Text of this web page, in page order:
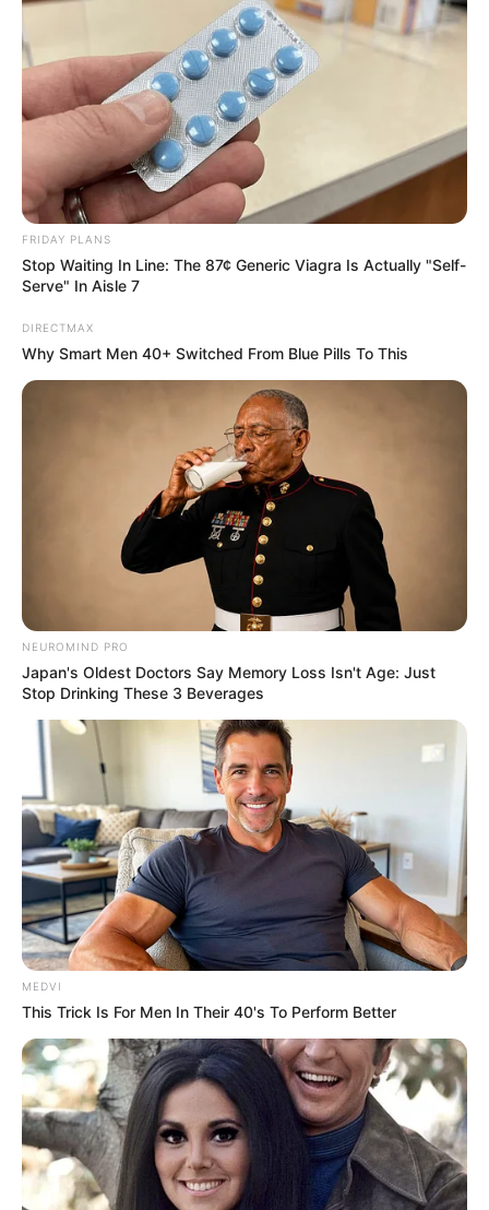
คาถาอัญเชิญพระเครื่อง
พุทธัง อาราธนานัง รักษา ธัมมัง อารธนานัง รักษา สังฆัง
อาราธนานัง รักษา
(ใช้สวดภาวนากับพระเครื่องก่อนออกจากบ้าน พระจะ
คุ้มครองเป็นสิริมงคลกับตัวเอง)
10. คาถาอุปถัมภ์
อิติปาระมิตาติงสา อิติสัพพัญมาคะตา อิติโพธิ มนุปปัตโต
นะเมตตา โมกรุณา พุทปรานี ธายินดี ยะเอ็นดู ยะหันตวา
ธามัวเมา พุทพาเอา นะโมพุทธายะ
(ใช้ท่องก่อนออกจากบ้าน จะทำให้เจ้านายสงสาร ช่วยเหลือ
11. คาถารักแท้
โอมนะโมพุทธายะ พุทธัง สะระติ ธัมมัง สะระติ สังฆัง สะ
ระติ
จิตตังสะมาเรมะมะเอทิ เอหิชัยยะ เอหิสัพเพชะนา พะหูชะ
นา เอหิ
(ให้บริกรรมคาถานี้กับลูกอมแล้วอมขณะที่คุยกับคนที่เรารัก
จะทำให้เขาคนนั้นเกิดความรักจริงจังขึ้นมา)
FRIDAY PLANS
Stop Waiting In Line: The 87¢ Generic Viagra Is Actually "Self-
Serve" In Aisle 7
DIRECTMAX
Why Smart Men 40+ Switched From Blue Pills To This
NEUROMIND PRO
Japan's Oldest Doctors Say Memory Loss Isn't Age: Just
Stop Drinking These 3 Beverages
MEDVI
This Trick Is For Men In Their 40's To Perform Better